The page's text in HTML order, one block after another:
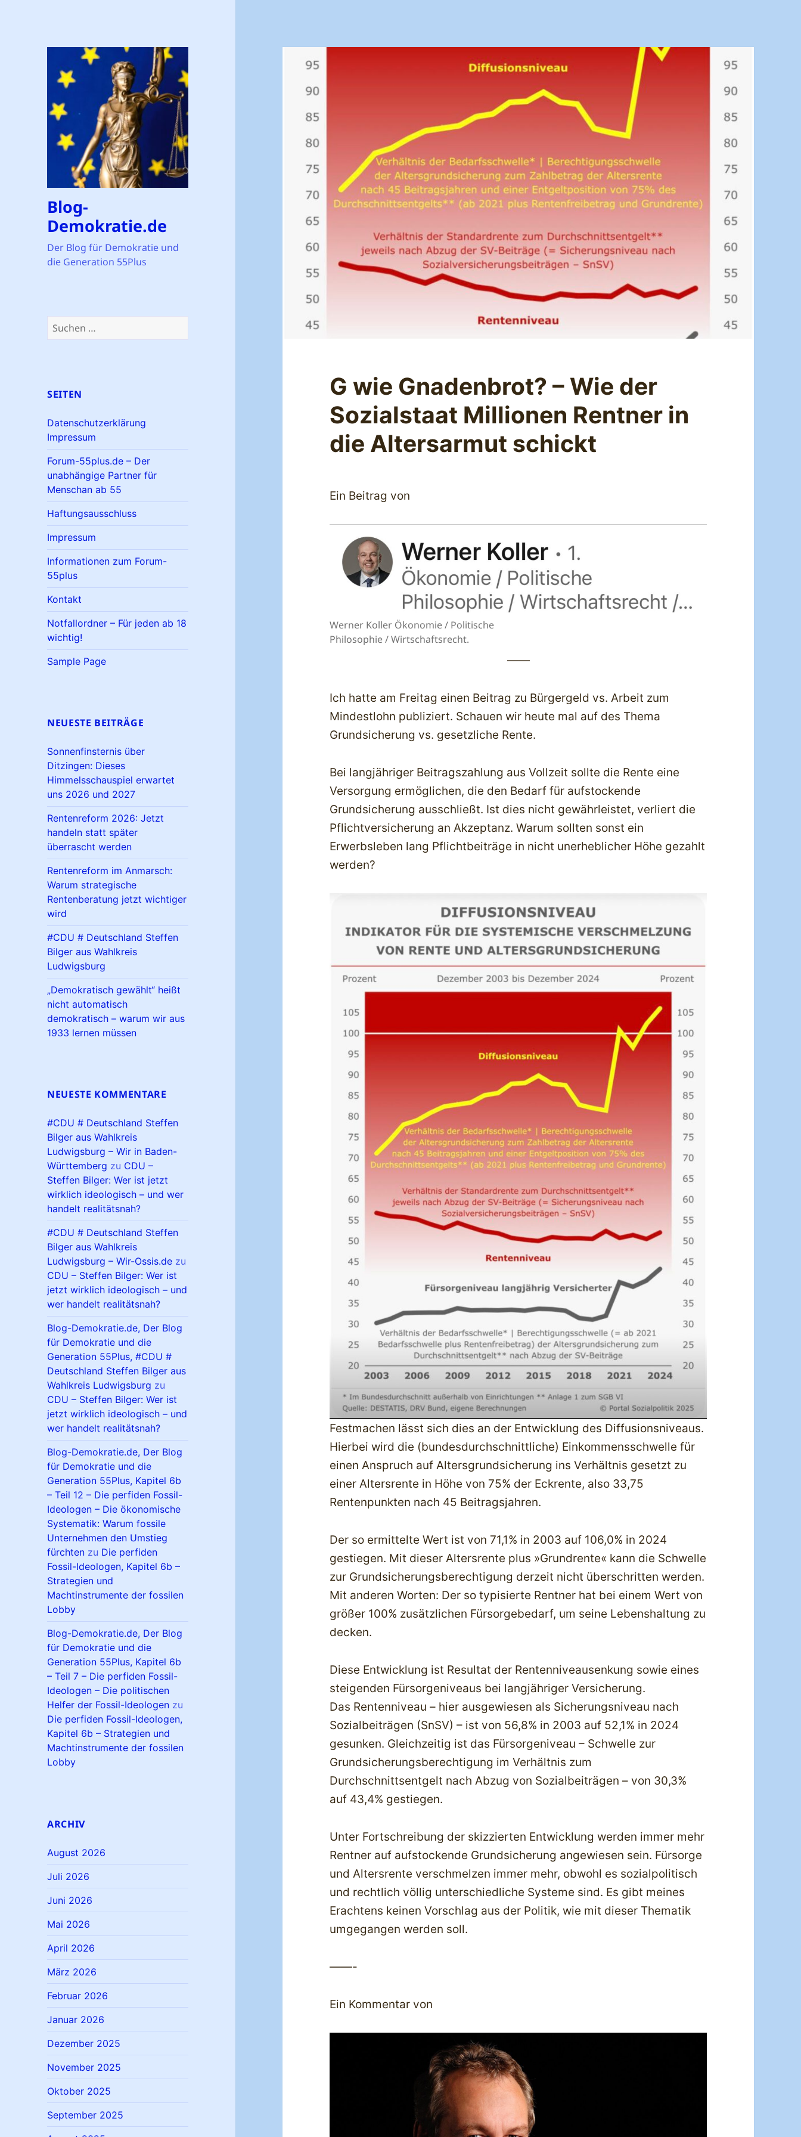
Blog-
Demokratie.de
Der Blog für Demokratie und
die Generation 55Plus
Suchen
nach:
SEITEN
Datenschutzerklärung
Impressum
Forum-55plus.de – Der
unabhängige Partner für
Menschan ab 55
Haftungsausschluss
Impressum
Informationen zum Forum-
55plus
Kontakt
Notfallordner – Für jeden ab 18
wichtig!
Sample Page
NEUESTE BEITRÄGE
Sonnenfinsternis über
Ditzingen: Dieses
Himmelsschauspiel erwartet
uns 2026 und 2027
Rentenreform 2026: Jetzt
handeln statt später
überrascht werden
Rentenreform im Anmarsch:
Warum strategische
Rentenberatung jetzt wichtiger
wird
#CDU # Deutschland Steffen
Bilger aus Wahlkreis
Ludwigsburg
„Demokratisch gewählt“ heißt
nicht automatisch
demokratisch – warum wir aus
1933 lernen müssen
NEUESTE KOMMENTARE
#CDU # Deutschland Steffen
Bilger aus Wahlkreis
Ludwigsburg – Wir in Baden-
Württemberg zu CDU –
Steffen Bilger: Wer ist jetzt
wirklich ideologisch – und wer
handelt realitätsnah?
#CDU # Deutschland Steffen
Bilger aus Wahlkreis
Ludwigsburg – Wir-Ossis.de zu
CDU – Steffen Bilger: Wer ist
jetzt wirklich ideologisch – und
wer handelt realitätsnah?
Blog-Demokratie.de, Der Blog
für Demokratie und die
Generation 55Plus, #CDU #
Deutschland Steffen Bilger aus
Wahlkreis Ludwigsburg zu
CDU – Steffen Bilger: Wer ist
jetzt wirklich ideologisch – und
wer handelt realitätsnah?
Blog-Demokratie.de, Der Blog
für Demokratie und die
Generation 55Plus, Kapitel 6b
– Teil 12 – Die perfiden Fossil-
Ideologen – Die ökonomische
Systematik: Warum fossile
Unternehmen den Umstieg
fürchten zu Die perfiden
Fossil-Ideologen, Kapitel 6b –
Strategien und
Machtinstrumente der fossilen
Lobby
Blog-Demokratie.de, Der Blog
für Demokratie und die
Generation 55Plus, Kapitel 6b
– Teil 7 – Die perfiden Fossil-
Ideologen – Die politischen
Helfer der Fossil-Ideologen zu
Die perfiden Fossil-Ideologen,
Kapitel 6b – Strategien und
Machtinstrumente der fossilen
Lobby
ARCHIV
August 2026
Juli 2026
Juni 2026
Mai 2026
April 2026
März 2026
Februar 2026
Januar 2026
Dezember 2025
November 2025
Oktober 2025
September 2025
G wie Gnadenbrot? – Wie der
Sozialstaat Millionen Rentner in
die Altersarmut schickt
Ein Beitrag von
Werner Koller Ökonomie / Politische
Philosophie / Wirtschaftsrecht.
——
Ich hatte am Freitag einen Beitrag zu Bürgergeld vs. Arbeit zum
Mindestlohn publiziert. Schauen wir heute mal auf des Thema
Grundsicherung vs. gesetzliche Rente.
Bei langjähriger Beitragszahlung aus Vollzeit sollte die Rente eine
Versorgung ermöglichen, die den Bedarf für aufstockende
Grundsicherung ausschließt. Ist dies nicht gewährleistet, verliert die
Pflichtversicherung an Akzeptanz. Warum sollten sonst ein
Erwerbsleben lang Pflichtbeiträge in nicht unerheblicher Höhe gezahlt
werden?
Festmachen lässt sich dies an der Entwicklung des Diffusionsniveaus.
Hierbei wird die (bundesdurchschnittliche) Einkommensschwelle für
einen Anspruch auf Altersgrundsicherung ins Verhältnis gesetzt zu
einer Altersrente in Höhe von 75% der Eckrente, also 33,75
Rentenpunkten nach 45 Beitragsjahren.
Der so ermittelte Wert ist von 71,1% in 2003 auf 106,0% in 2024
gestiegen. Mit dieser Altersrente plus »Grundrente« kann die Schwelle
zur Grundsicherungsberechtigung derzeit nicht überschritten werden.
Mit anderen Worten: Der so typisierte Rentner hat bei einem Wert von
größer 100% zusätzlichen Fürsorgebedarf, um seine Lebenshaltung zu
decken.
Diese Entwicklung ist Resultat der Rentenniveausenkung sowie eines
steigenden Fürsorgeniveaus bei langjähriger Versicherung.
Das Rentenniveau – hier ausgewiesen als Sicherungsniveau nach
Sozialbeiträgen (SnSV) – ist von 56,8% in 2003 auf 52,1% in 2024
gesunken. Gleichzeitig ist das Fürsorgeniveau – Schwelle zur
Grundsicherungsberechtigung im Verhältnis zum
Durchschnittsentgelt nach Abzug von Sozialbeiträgen – von 30,3%
auf 43,4% gestiegen.
Unter Fortschreibung der skizzierten Entwicklung werden immer mehr
Rentner auf aufstockende Grundsicherung angewiesen sein. Fürsorge
und Altersrente verschmelzen immer mehr, obwohl es sozialpolitisch
und rechtlich völlig unterschiedliche Systeme sind. Es gibt meines
Erachtens keinen Vorschlag aus der Politik, wie mit dieser Thematik
umgegangen werden soll.
——-
Ein Kommentar von